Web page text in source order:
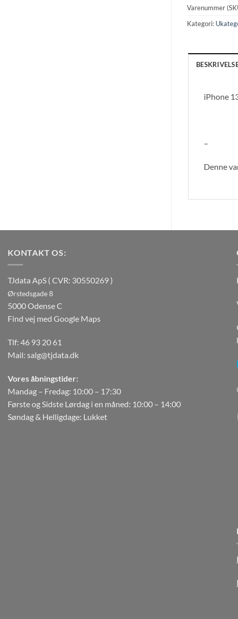
Varenummer
Kategori:
iPhone
–
Denne
KONTAKT OS:
TJdata ApS ( CVR: 30550269 )
Ørstedsgade 8
5000 Odense C
Find vej med Google Maps
Tlf: 46 93 20 61
Mail: salg@tjdata.dk
Vores åbningstider:
Mandag – Fredag: 10:00 – 17:30
Første og Sidste Lørdag i en måned: 10:00 – 14:00
Søndag & Helligdage: Lukket